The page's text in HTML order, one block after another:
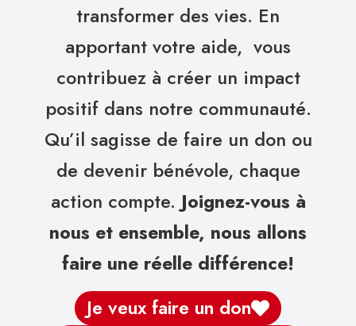
transformer des vies. En
apportant votre aide, vous
contribuez à créer un impact
positif dans notre communauté.
Qu’il sagisse de faire un don ou
de devenir bénévole, chaque
action compte.Joignez-vous à
nous et ensemble, nous allons
faire une réelle différence!
Je veux faire un don